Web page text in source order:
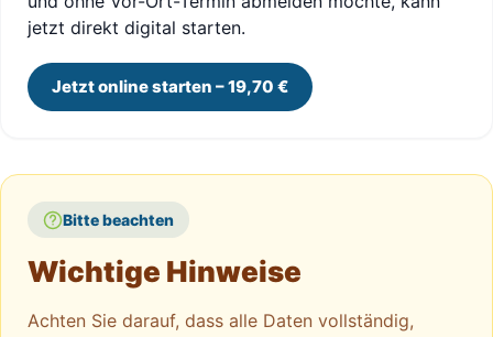
jetzt direkt digital starten.
Jetzt online starten – 19,70 €
Bitte beachten
Wichtige Hinweise
Achten Sie darauf, dass alle Daten vollständig,